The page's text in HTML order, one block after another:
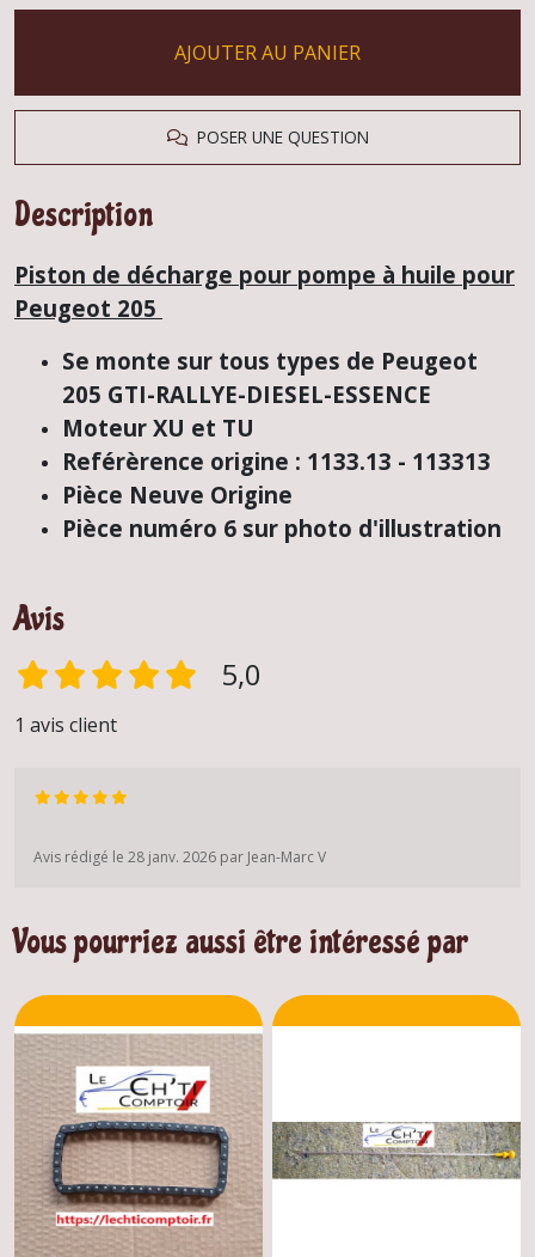
AJOUTER AU PANIER
POSER UNE QUESTION
Description
Piston de décharge pour pompe à huile pour
Peugeot 205
Se monte sur tous types de Peugeot
205 GTI-RALLYE-DIESEL-ESSENCE
Moteur XU et TU
Reférèrence origine : 1133.13 - 113313
Pièce Neuve Origine
Pièce numéro 6 sur photo d'illustration
Avis
5,0
1 avis client
Avis rédigé le 28 janv. 2026 par Jean-Marc V
Vous pourriez aussi être intéressé par